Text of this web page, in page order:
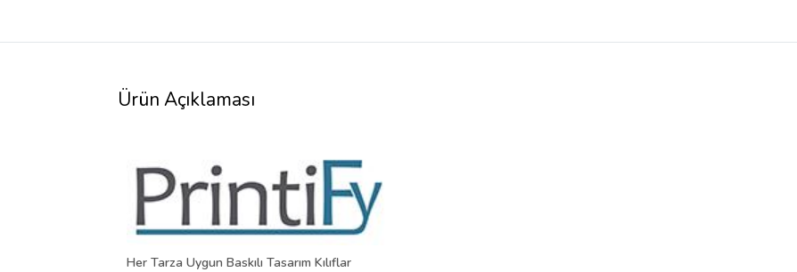
Ürün Açıklaması
Her Tarza Uygun Baskılı Tasarım Kılıflar